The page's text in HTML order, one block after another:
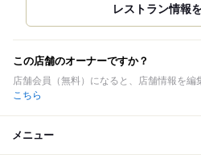
この店舗のオーナーですか？
店舗会員（無料）になると、店舗情報を編
こちら
メニュー